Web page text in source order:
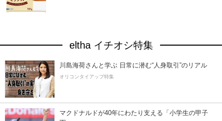
eltha イチオシ特集
川島海荷さんと学ぶ 日常に潜む“人身取引”のリアル
オリコンタイアップ特集
マクドナルドが40年にわたり支える「小学生の甲子